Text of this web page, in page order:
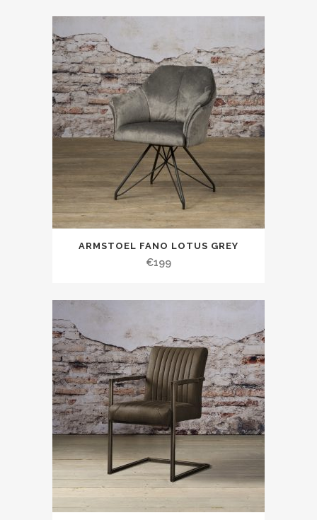
ARMSTOEL FANO LOTUS GREY
€199